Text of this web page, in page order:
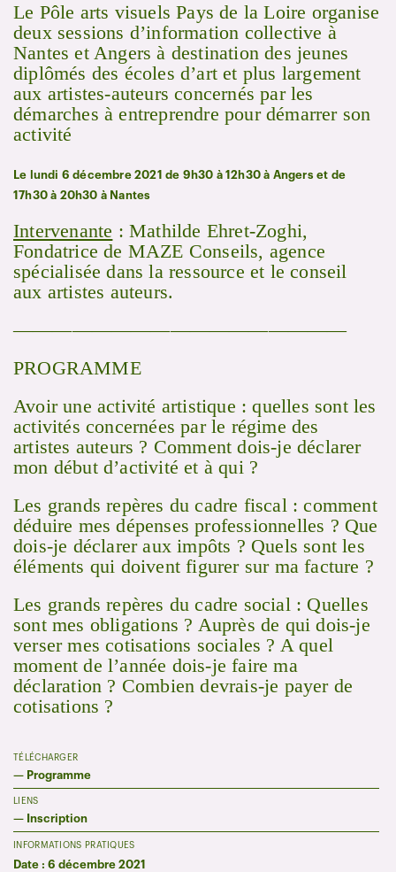
Le Pôle arts visuels Pays de la Loire organise
deux sessions d’information collective à
Nantes et Angers à destination des jeunes
diplômés des écoles d’art et plus largement
aux artistes-auteurs concernés par les
démarches à entreprendre pour démarrer son
activité
Le lundi 6 décembre 2021 de 9h30 à 12h30 à Angers et de
17h30 à 20h30 à Nantes
Intervenante : Mathilde Ehret-Zoghi,
Fondatrice de MAZE Conseils, agence
spécialisée dans la ressource et le conseil
aux artistes auteurs.
—————————————————
PROGRAMME
Avoir une activité artistique : quelles sont les
activités concernées par le régime des
artistes auteurs ? Comment dois-je déclarer
mon début d’activité et à qui ?
Les grands repères du cadre fiscal : comment
déduire mes dépenses professionnelles ? Que
dois-je déclarer aux impôts ? Quels sont les
éléments qui doivent figurer sur ma facture ?
Les grands repères du cadre social : Quelles
sont mes obligations ? Auprès de qui dois-je
verser mes cotisations sociales ? A quel
moment de l’année dois-je faire ma
déclaration ? Combien devrais-je payer de
cotisations ?
TÉLÉCHARGER
— Programme
LIENS
— Inscription
INFORMATIONS PRATIQUES
Date : 6 décembre 2021